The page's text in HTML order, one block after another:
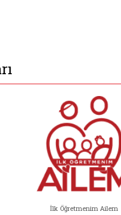
İlk Öğretmenim Ailem